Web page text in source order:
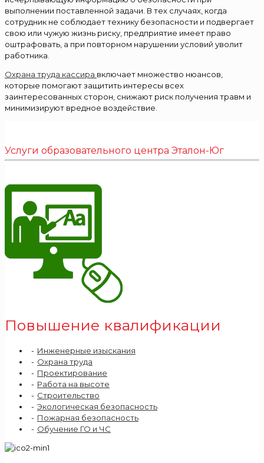
выполнении поставленной задачи. В тех случаях, когда
сотрудник не соблюдает технику безопасности и подвергает
свою или чужую жизнь риску, предприятие имеет право
оштрафовать, а при повторном нарушении условий уволит
работника.
Охрана труда кассира включает множество нюансов,
которые помогают защитить интересы всех
заинтересованных сторон, снижают риск получения травм и
минимизируют вредное воздействие.
Услуги образовательного центра Эталон-Юг
Повышение квалификации
Инженерные изыскания
Охрана труда
Проектирование
Работа на высоте
Строительство
Экологическая безопасность
Пожарная безопасность
Обучение ГО и ЧС